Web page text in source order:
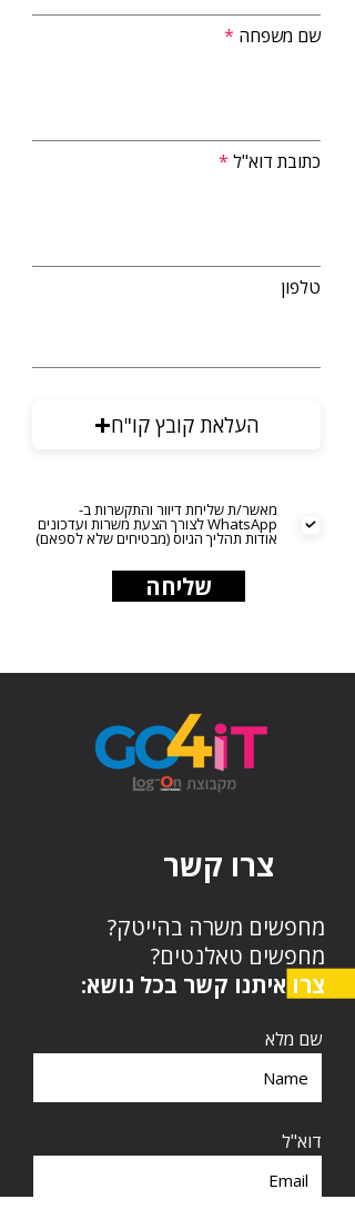
שם משפחה
כתובת דוא"ל
טלפון
העלאת קובץ קו"ח
מאשר/ת שליחת דיוור והתקשרות ב-
WhatsApp לצורך הצעת משרות ועדכונים
אודות תהליך הגיוס (מבטיחים שלא לספאם)
שליחה
צרו קשר
מחפשים משרה בהייטק?
מחפשים טאלנטים?
צרו איתנו קשר בכל נושא:
שם מלא
דוא"ל